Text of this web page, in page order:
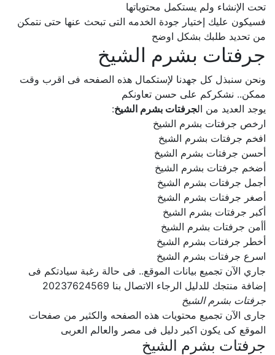
تحت الإنشاء ولم يستكمل محتوياتها
فسيكون عليك إختيار جودة الخدمه التى تبحث عنها حتى نتمكن
من تحديد طلبك بشكل اوضح
جرفتات بشرم الشيخ
ونحن سنبذل كل جهدنا لإستكمال هذه الصفحه فى اقرب وقت
ممكن.. نشكركم على حسن تعاونكم
يوجد العديد من ال جرفتات بشرم الشيخ:
ارخص جرفتات بشرم الشيخ
افخم جرفتات بشرم الشيخ
أحسن جرفتات بشرم الشيخ
أضخم جرفتات بشرم الشيخ
أجمل جرفتات بشرم الشيخ
أصغر جرفتات بشرم الشيخ
أكبر جرفتات بشرم الشيخ
أأمن جرفتات بشرم الشيخ
أخطر جرفتات بشرم الشيخ
اسرع جرفتات بشرم الشيخ
جاري الآن تجميع بيانات الموقع.. فى حالة رغبة سيادتكم فى
إضافة منتجك للدليل الرجاء الاتصال بنا 20237624569
جرفتات بشرم الشيخ
جارى الآن تجميع محتويات هذه الصفحه والكثير من صفحات
الموقع كى يكون اكبر دليل فى مصر والعالم العربى
جرفتات بشرم الشيخ